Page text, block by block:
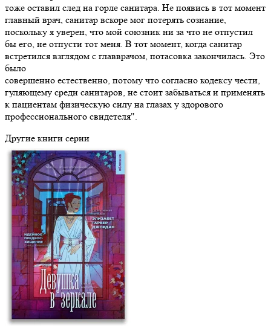
тоже оставил след на горле санитара. Не появись в тот момент
главный врач, санитар вскоре мог потерять сознание,
поскольку я уверен, что мой союзник ни за что не отпустил
бы его, не отпусти тот меня. В тот момент, когда санитар
встретился взглядом с главврачом, потасовка закончилась. Это
было
совершенно естественно, потому что согласно кодексу чести,
гуляющему среди санитаров, не стоит забываться и применять
к пациентам физическую силу на глазах у здорового
профессионального свидетеля".
Другие книги серии